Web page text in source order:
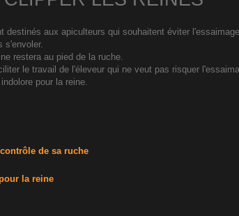
destinés aux apiculteurs qui souhaitent éviter
s'envoler.
restera au pied de la ruche.
le travail de l'éleveur qui ne veut pas risquer
pour la reine.
de sa ruche
la reine